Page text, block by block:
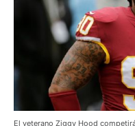
El veterano Ziggy Hood